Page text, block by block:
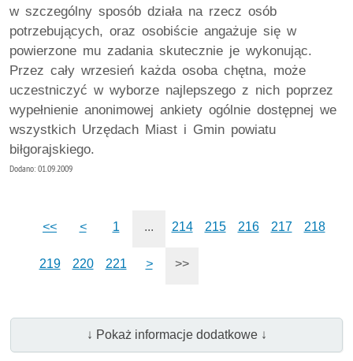
w szczególny sposób działa na rzecz osób
potrzebujących, oraz osobiście angażuje się w
powierzone mu zadania skutecznie je wykonując.
Przez cały wrzesień każda osoba chętna, może
uczestniczyć w wyborze najlepszego z nich poprzez
wypełnienie anonimowej ankiety ogólnie dostępnej we
wszystkich Urzędach Miast i Gmin powiatu
biłgorajskiego.
Dodano: 01.09.2009
<< < 1 ... 214 215 216 217 218
219 220 221 > >>
↓ Pokaż informacje dodatkowe ↓